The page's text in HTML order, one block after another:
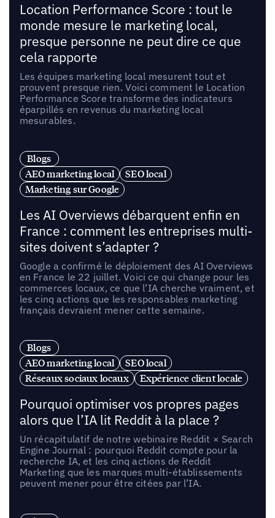
Location Performance Score : tout le
monde mesure le marketing local,
presque personne ne peut dire ce que
cela rapporte
Les équipes marketing local mesurent tout et
prouvent presque rien. Voici comment le Location
Performance Score transforme des indicateurs
éparpillés en revenus du marketing local
mesurables.
Blogs
AEO marketing local
SEO local
Marketing sur Google
Les AI Overviews débarquent enfin en
France : comment les entreprises multi-
sites doivent s’adapter ?
Google a confirmé le déploiement des AI Overviews
en France le 22 juillet. Voici ce qui change pour les
commerces locaux, ce que l’IA cherche vraiment, et
les cinq actions que les responsables marketing
français devraient mener cette semaine.
Blogs
AEO marketing local
SEO local
Réseaux sociaux locaux
Expérience client locale
Pourquoi optimiser vos propres pages
alors que l’IA lit Reddit à la place ?
Un récapitulatif de notre webinaire Reddit × Search
Engine Journal : pourquoi Reddit compte pour la
recherche IA, et les cinq actions de Reddit
Marketing que les marques multi-établissements
peuvent mener pour être citées par l’IA.